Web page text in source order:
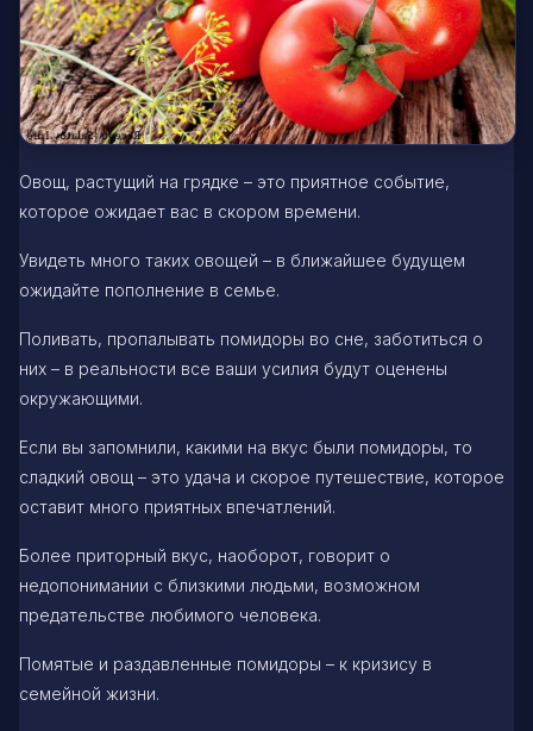
Овощ, растущий на грядке – это приятное событие,
которое ожидает вас в скором времени.
Увидеть много таких овощей – в ближайшее будущем
ожидайте пополнение в семье.
Поливать, пропалывать помидоры во сне, заботиться о
них – в реальности все ваши усилия будут оценены
окружающими.
Если вы запомнили, какими на вкус были помидоры, то
сладкий овощ – это удача и скорое путешествие, которое
оставит много приятных впечатлений.
Более приторный вкус, наоборот, говорит о
недопонимании с близкими людьми, возможном
предательстве любимого человека.
Помятые и раздавленные помидоры – к кризису в
семейной жизни.